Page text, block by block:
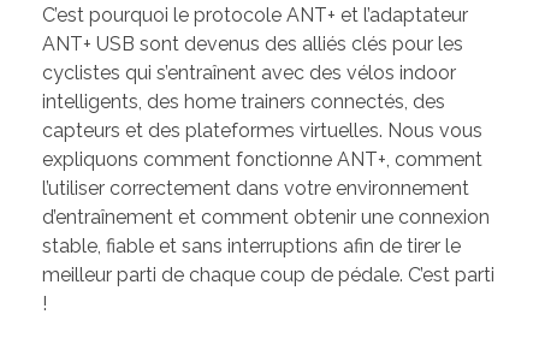
C’est pourquoi le protocole ANT+ et l’adaptateur
ANT+ USB sont devenus des alliés clés pour les
cyclistes qui s’entraînent avec des vélos indoor
intelligents, des home trainers connectés, des
capteurs et des plateformes virtuelles. Nous vous
expliquons comment fonctionne ANT+, comment
l’utiliser correctement dans votre environnement
d’entraînement et comment obtenir une connexion
stable, fiable et sans interruptions afin de tirer le
meilleur parti de chaque coup de pédale. C’est parti
!